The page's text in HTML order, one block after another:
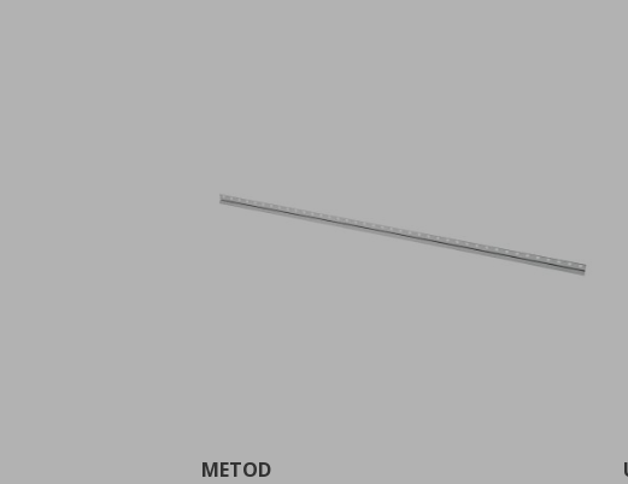
METOD